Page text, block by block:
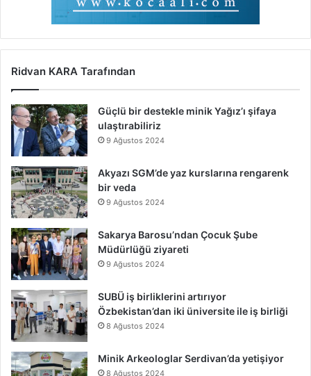
Ridvan KARA Tarafından
Güçlü bir destekle minik Yağız’ı şifaya
ulaştırabiliriz
9 Ağustos 2024
Akyazı SGM’de yaz kurslarına rengarenk
bir veda
9 Ağustos 2024
Sakarya Barosu’ndan Çocuk Şube
Müdürlüğü ziyareti
9 Ağustos 2024
SUBÜ iş birliklerini artırıyor
Özbekistan’dan iki üniversite ile iş birliği
8 Ağustos 2024
Minik Arkeologlar Serdivan’da yetişiyor
8 Ağustos 2024